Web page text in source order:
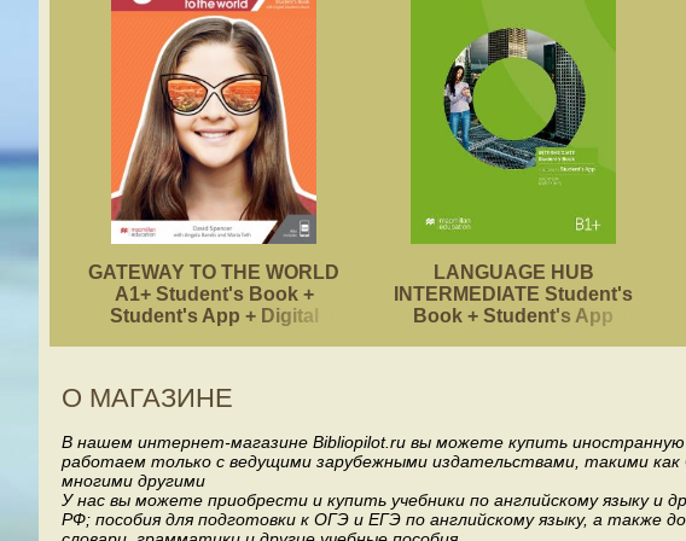
GATEWAY TO THE WORLD
A1+ Student's Book +
Student's App + Digital
LANGUAGE HUB
INTERMEDIATE Student's
Book + Student's App
О МАГАЗИНЕ
В нашем интернет-магазине Bibliopilot.ru вы можете купить
работаем только с ведущими зарубежными издательствами, такими как
многими другими
У нас вы можете приобрести и купить учебники по английскому языку и
РФ; пособия для подготовки к ОГЭ и ЕГЭ по английскому языку, а также